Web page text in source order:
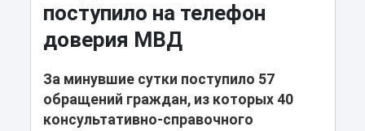
поступило на телефон
доверия МВД
За минувшие сутки поступило 57
обращений граждан, из которых 40
консультативно-справочного